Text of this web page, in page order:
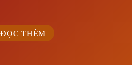
ĐỌC THÊM